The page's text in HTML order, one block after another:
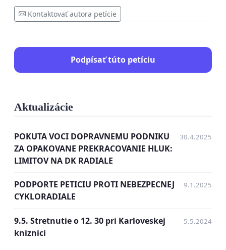
Proti hlučnosti novej ELEKTRIČKOVEJ TRATI
My, dole podpísaní občania v zmysle petičného
hlukuNovej električkovej trati po rekonštrukcii
v Karlovej Vsi na ulici Karloveská ul.,
a to po celej džke, kde prejazdy všetkych druhov
električiek - staré, novšie úplne nové
parametre NOVEJ TRATE a hygienickej úrovne !
Kontaktovať autora petície
Podpísať túto petíciu
Aktualizácie
POKUTA VOCI DOPRAVNEMU PODNIKU
ZA OPAKOVANE PREKRACOVANIE HLUK:
LIMITOV NA DK RADIALE
30.4.2025
PODPORTE PETICIU PROTI NEBEZPECNEJ
CYKLORADIALE
9.1.2025
9.5. Stretnutie o 12. 30 pri Karloveskej
kniznici
5.5.2024